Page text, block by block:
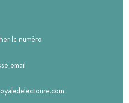
le numéro
email